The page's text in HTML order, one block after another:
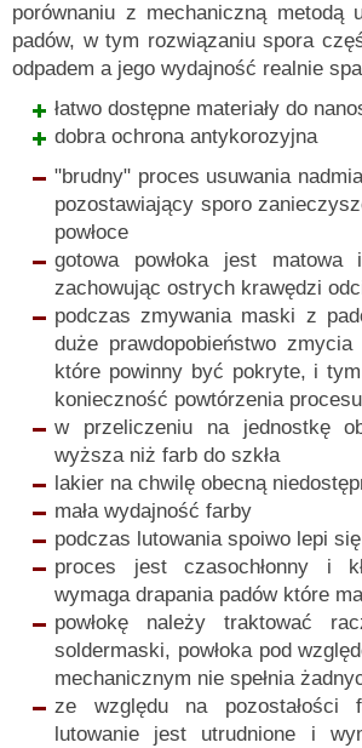
porównaniu z mechaniczną metodą
padów, w tym rozwiązaniu spora
odpadem a jego wydajność realnie
łatwo dostępne materiały do
dobra ochrona antykorozyjna
"brudny" proces usuwania
pozostawiający sporo
powłoce
gotowa powłoka jest matowa
zachowując ostrych krawędzi
podczas zmywania maski z
duże prawdopobieństwo
które powinny być pokryte, i
konieczność powtórzenia procesu
w przeliczeniu na jednostkę
wyższa niż farb do szkła
lakier na chwilę obecną
mała wydajność farby
podczas lutowania spoiwo lepi
proces jest czasochłonny i
wymaga drapania padów które
powłokę należy traktować
soldermaski, powłoka pod
mechanicznym nie spełnia
ze względu na pozostałości
lutowanie jest utrudnione i